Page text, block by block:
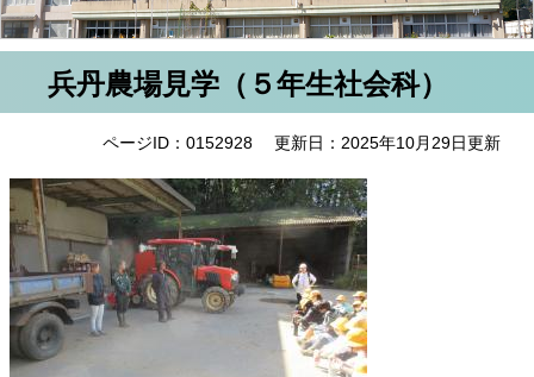
兵丹農場見学（５年生社会科）
ページID：0152928 更新日：2025年10月29日更新